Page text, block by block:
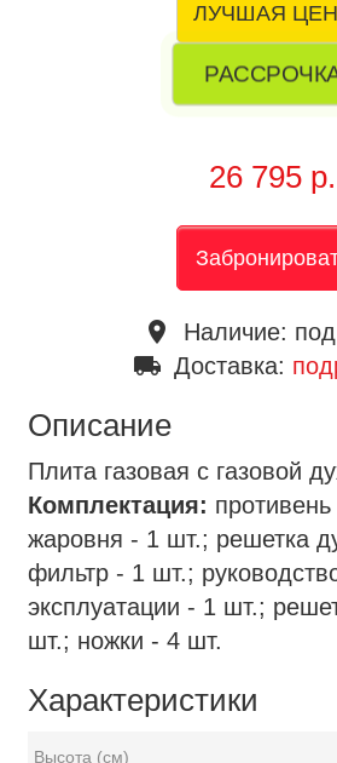
ЛУЧШАЯ
26 795 р.
place Наличие:
local_shipping Доставка:
Описание
Плита газовая с газовой
Комплектация:
жаровня - 1 шт.; решетка
фильтр - 1 шт.;
эксплуатации - 1 шт.;
шт.; ножки - 4 шт.
Характеристики
Высота (см)